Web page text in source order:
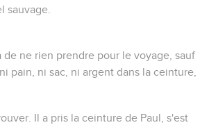
sauvage.
de ne rien prendre pour le voyage, sauf
pain, ni sac, ni argent dans la ceinture,
Il a pris la ceinture de Paul, s'est